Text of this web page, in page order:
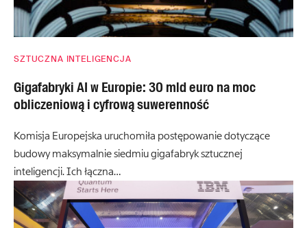
SZTUCZNA INTELIGENCJA
Gigafabryki AI w Europie: 30 mld euro na moc
obliczeniową i cyfrową suwerenność
Komisja Europejska uruchomiła postępowanie dotyczące
budowy maksymalnie siedmiu gigafabryk sztucznej
inteligencji. Ich łączna…